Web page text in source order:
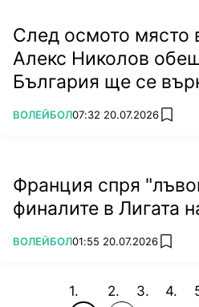
След осмото място
Алекс Николов
България ще се
ПОВЕЧЕ ОТ
ВОЛЕЙБОЛ07:32 20.07.2026 add
Франция спря
финалите в Лигата
ПОВЕЧЕ ОТ
ВОЛЕЙБОЛ01:55 20.07.2026 add